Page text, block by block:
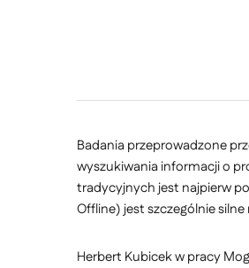
Badania przeprowadzone
wyszukiwania informacji o
tradycyjnych jest najpierw
Offline) jest szczególnie
Herbert Kubicek w pracy